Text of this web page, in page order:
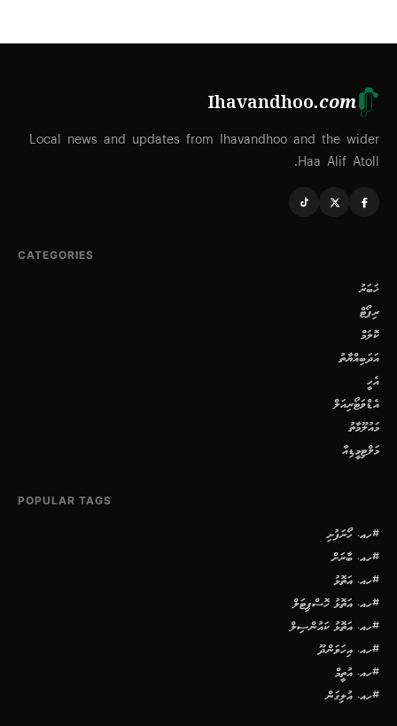
Ihavandhoo.com
Local news and updates from Ihavandhoo and the wider
Haa Alif Atoll.
CATEGORIES
ޚަބަރު
ރިޕޯޓް
ކޮލަމް
އަދަބިއްޔާތު
އެހީ
އެޑްވަޓޯރިއަލް
މައުލޫމާތު
މަލްޓިމީޑިއާ
POPULAR TAGS
#ހއ. ހޯރަފުށި
#ހއ. ބާރަށް
#ހއ. އަތޮޅު
#ހއ. އަތޮޅު ހޮސްޕިޓަލް
#ހއ. އަތޮޅު ކައުންސިލް
#ހއ. އިހަވަންދޫ
#ހއ. އުތީމް
#ހއ. އުލިގަން